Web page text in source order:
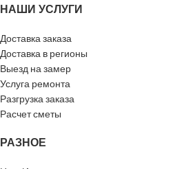
НАШИ УСЛУГИ
Доставка заказа
Доставка в регионы
Выезд на замер
Услуга ремонта
Разгрузка заказа
Расчет сметы
РАЗНОЕ